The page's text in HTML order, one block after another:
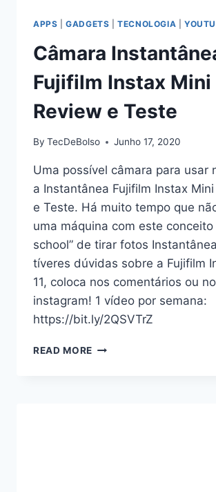
APPS |GADGETS |TECNOLOGIA
Câmara
Fujifilm Instax Mini
Review e Teste
By TecDeBolso Junho 17, 2020
Uma possível câmara para usar
a Instantânea Fujifilm Instax Mini
e Teste. Há muito tempo que
uma máquina com este conceito
school” de tirar fotos
tíveres dúvidas sobre a Fujifilm
11, coloca nos comentários ou no
instagram! 1 vídeo por semana:
https://bit.ly/2QSVTrZ
READ MORE CÂMARA